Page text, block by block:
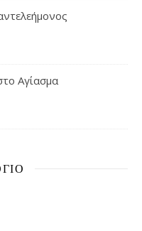
Αγίασμα